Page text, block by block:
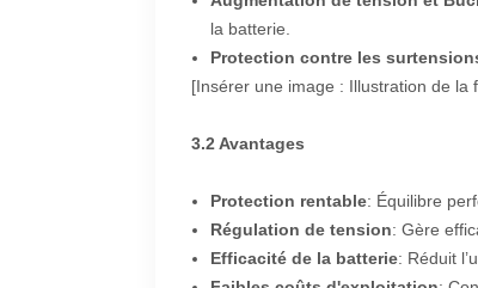
la batterie.
Protection contre les
[Insérer une image : Illustration de la
3.2 Avantages
Protection rentable: Équilibre
Régulation de tension: Gère
Efficacité de la batterie: Réduit